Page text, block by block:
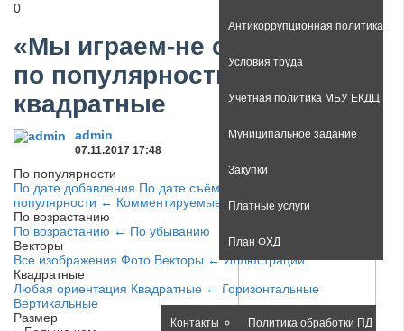
Антикоррупционная политика
Условия труда
Учетная политика МБУ ЕКДЦ
Муниципальное задание
Закупки
Платные услуги
План ФХД
Контакты Политика обработки ПД
0
«Мы играем-не скучаем» —
по популярности, векторы,
квадратные
admin
07.11.2017 17:48
По популярности
По дате добавления По дате съёмки
популярности ← Комментируемые
По возрастанию
По возрастанию ← По убыванию
Векторы
Все изображения Фото Векторы ← Иллюстрации
Квадратные
Любая ориентация Квадратные ← Горизонтальные
Вертикальные
Размер